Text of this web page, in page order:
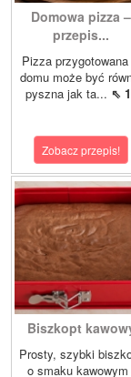
Domowa pizza –
przepis...
Pizza
domu może być
pyszna jak ta... ⇖
Zobacz przepis!
Biszkopt
Prosty, szybki
o smaku kawowym